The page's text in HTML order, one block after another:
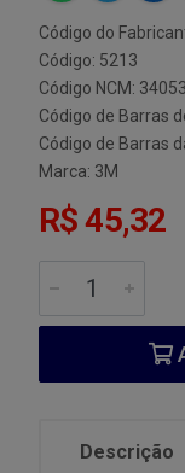
Código do
Código: 5213
Código NCM:
Código de Barras
Código de Barras
Marca: 3M
R$ 45,32
Descrição